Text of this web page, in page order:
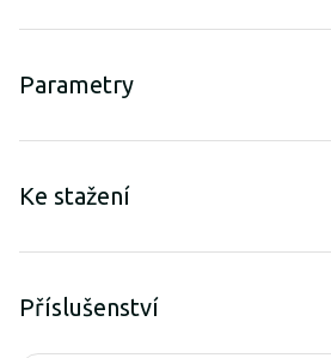
Parametry
Ke stažení
Příslušenství